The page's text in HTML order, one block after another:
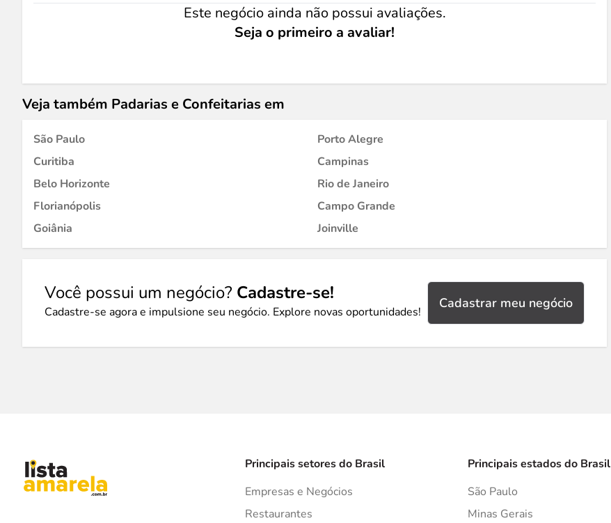
Este negócio ainda não possui avaliações.
Seja o primeiro a avaliar!
Veja também Padarias e Confeitarias em
São Paulo
Porto Alegre
Curitiba
Campinas
Belo Horizonte
Rio de Janeiro
Florianópolis
Campo Grande
Goiânia
Joinville
Você possui um negócio? Cadastre-se!
Cadastre-se agora e impulsione seu negócio. Explore novas oportunidades!
Cadastrar meu negócio
Principais setores do Brasil
Empresas e Negócios
Restaurantes
Principais estados do Brasil
São Paulo
Minas Gerais